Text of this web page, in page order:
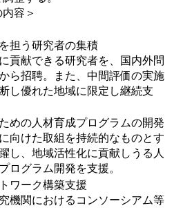
容＞
担う研究者の集積
貢献できる研究者を、国内外問
ら招聘。また、中間評価の実施
し優れた地域に限定し継続支
めの人材育成プログラムの開発
向けた取組を持続的なものとす
し、地域活性化に貢献しうる人
ログラム開発を支援。
ワーク構築支援
機関におけるコンソーシアム等